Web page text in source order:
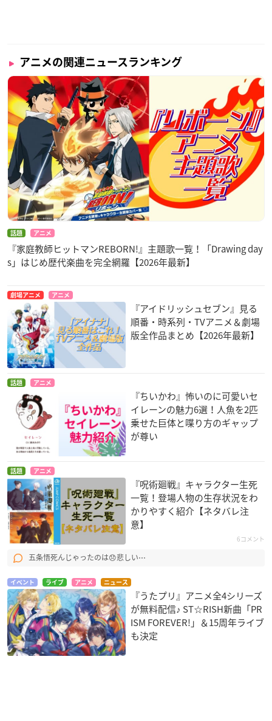
アニメの関連ニュースランキング
話題 アニメ
『家庭教師ヒットマンREBORN!』主題歌一覧！「Drawing day
s」はじめ歴代楽曲を完全網羅【2026年最新】
劇場アニメ アニメ
『アイドリッシュセブン』見る
順番・時系列・TVアニメ＆劇場
版全作品まとめ【2026年最新】
話題 アニメ
『ちいかわ』怖いのに可愛いセ
イレーンの魅力6選！人魚を2匹
乗せた巨体と喋り方のギャップ
が尊い
話題 アニメ
『呪術廻戦』キャラクター生死
一覧！登場人物の生存状況をわ
かりやすく紹介【ネタバレ注
意】
6コメント
五条悟死んじゃったのは😞悲しい⋯
イベント ライブ アニメ ニュース
『うたプリ』アニメ全4シリーズ
が無料配信♪ ST☆RISH新曲「PR
ISM FOREVER!」＆15周年ライブ
も決定